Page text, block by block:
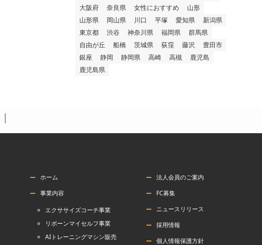
大阪府
奈良県 女性におすすめ
山形
山形県
岡山県 川口 平塚 愛知県
新潟県
東京都
渋谷 神奈川県 福岡県
群馬県
自由が丘
船橋 茨城県 荻窪 藤沢
豊田市
銀座
静岡 静岡県 高崎 高槻
鹿児島
鹿児島県
ホーム
事業内容
エクササイズコーチ事業
リボーンマイセルフ事業
AIトレーニングマシン販売
法人会員のご案内
FC募集
ニュースリリース
採用情報
個人情報保護方針